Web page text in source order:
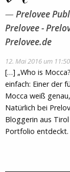
Prelovee
Prelovee -
Prelovee.de
12. Mai 2016 um
[…] „Who is
einfach: Einer der
Mocca weiß
Natürlich bei
Bloggerin aus
Portfolio